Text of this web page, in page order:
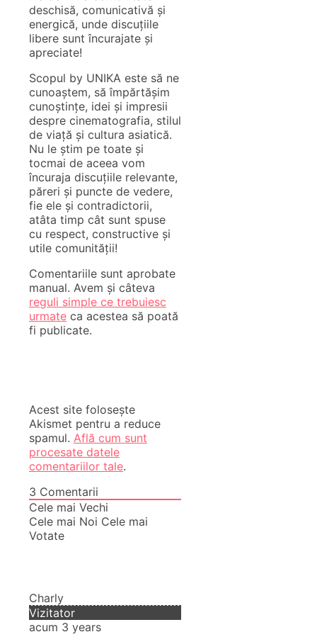
deschisă, comunicativă și
energică, unde discuțiile
libere sunt încurajate și
apreciate!
Scopul by UNIKA este să ne
cunoaștem, să împărtășim
cunoștințe, idei și impresii
despre cinematografia, stilul
de viață și cultura asiatică.
Nu le știm pe toate și
tocmai de aceea vom
încuraja discuțiile relevante,
păreri și puncte de vedere,
fie ele și contradictorii,
atâta timp cât sunt spuse
cu respect, constructive și
utile comunității!
Comentariile sunt aprobate
manual. Avem și câteva
reguli simple ce trebuiesc
urmate ca acestea să poată
fi publicate.
Acest site folosește
Akismet pentru a reduce
spamul. Află cum sunt
procesate datele
comentariilor tale.
3 Comentarii
Cele mai Vechi
Cele mai Noi Cele mai
Votate
Charly
Vizitator
acum 3 years